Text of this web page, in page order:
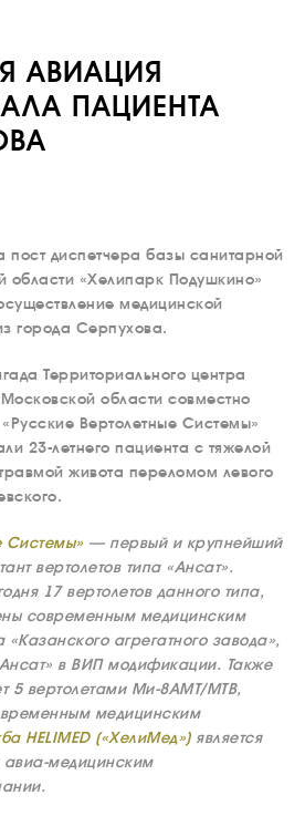
АВИАЦИЯ
ПАЦИЕНТА
пост диспетчера базы санитарной
области «Хелипарк Подушкино»
медицинской
города Серпухова.
Территориального центра
области совместно
Вертолетные Системы»
23-летнего пациента с тяжелой
живота переломом левого
Системы» — первый и крупнейший
вертолетов типа «Ансат».
17 вертолетов данного типа,
современным медицинским
агрегатного завода»,
в ВИП модификации. Также
5 вертолетами Ми-8АМТ/МТВ,
медицинским
HELIMED («ХелиМед»)является
медицинским